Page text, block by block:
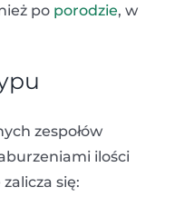
po porodzie, w
zespołów
ilości
się: